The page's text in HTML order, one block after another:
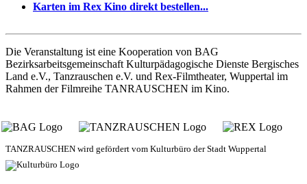
Karten im Rex Kino direkt bestellen...
Die Veranstaltung ist eine Kooperation von BAG
Bezirksarbeitsgemeinschaft Kulturpädagogische Dienste Bergisches
Land e.V., Tanzrauschen e.V. und Rex-Filmtheater, Wuppertal im
Rahmen der Filmreihe TANRAUSCHEN im Kino.
TANZRAUSCHEN wird gefördert vom Kulturbüro der Stadt Wuppertal